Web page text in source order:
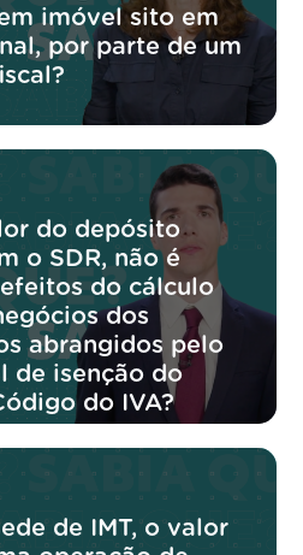
imóvel sito em
por parte de um
do depósito
o SDR, não é
do cálculo
dos
abrangidos pelo
de isenção do
do IVA?
de IMT, o valor